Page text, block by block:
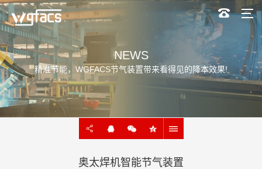
NEWS
精准节能，WGFACS节气装置带来看得见的降本效果!
奥太焊机智能节气装置